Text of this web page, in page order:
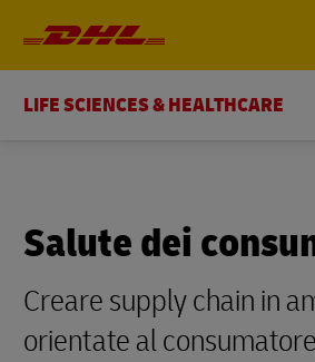
LIFE SCIENCES & HEALTHCARE
Salute dei
Creare supply chain in
orientate al consumatore